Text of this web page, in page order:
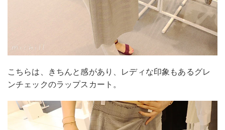
こちらは、きちんと感があり、レディな印象もあるグレ
ンチェックのラップスカート。